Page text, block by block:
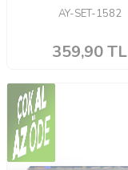
AY-SET-1582
359,90TL